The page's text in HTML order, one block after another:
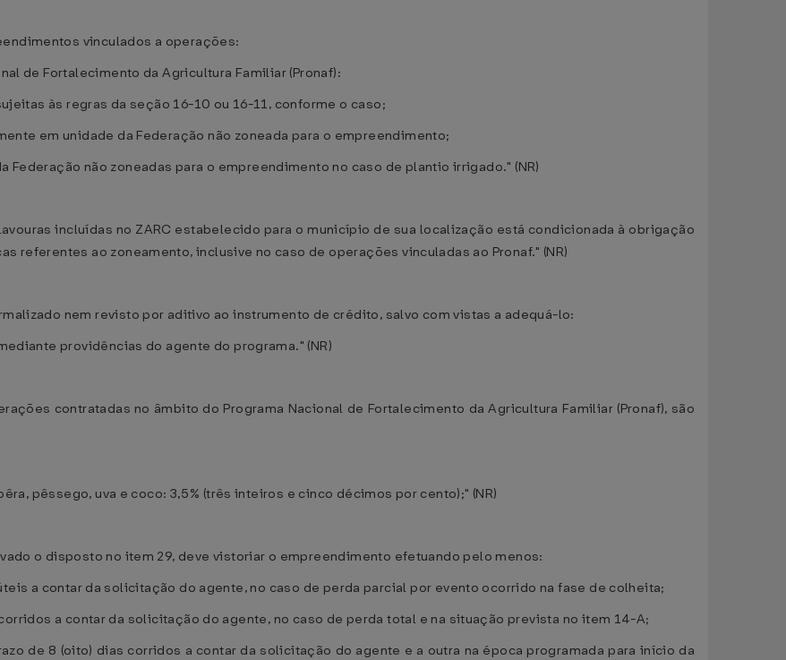
vinculados a operações:
de Fortalecimento da Agricultura Familiar (Pronaf):
às regras da seção 16-10 ou 16-11, conforme o caso;
em unidade da Federação não zoneada para o empreendimento;
Federação não zoneadas para o empreendimento no caso de plantio irrigado." (NR)
incluídas no ZARC estabelecido para o município de sua localização está condicionada à obrigação
referentes ao zoneamento, inclusive no caso de operações vinculadas ao Pronaf." (NR)
nem revisto por aditivo ao instrumento de crédito, salvo com vistas a adequá-lo:
providências do agente do programa." (NR)
contratadas no âmbito do Programa Nacional de Fortalecimento da Agricultura Familiar (Pronaf), são
pêssego, uva e coco: 3,5% (três inteiros e cinco décimos por cento);" (NR)
o disposto no item 29, deve vistoriar o empreendimento efetuando pelo menos:
a contar da solicitação do agente, no caso de perda parcial por evento ocorrido na fase de colheita;
a contar da solicitação do agente, no caso de perda total e na situação prevista no item 14-A;
de 8 (oito) dias corridos a contar da solicitação do agente e a outra na época programada para início da